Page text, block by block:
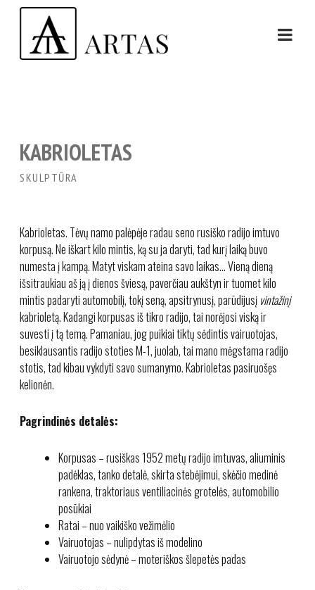
KABRIOLETAS
SKULPTŪRA
Kabrioletas. Tėvų namo palėpėje radau seno rusiško radijo imtuvo
korpusą. Ne iškart kilo mintis, ką su ja daryti, tad kurį laiką buvo
numesta į kampą. Matyt viskam ateina savo laikas… Vieną dieną
išsitraukiau aš ją į dienos šviesą, paverčiau aukštyn ir tuomet kilo
mintis padaryti automobilį, tokį seną, apsitrynusį, parūdijusį vintažinį
kabrioletą. Kadangi korpusas iš tikro radijo, tai norėjosi viską ir
suvesti į tą temą. Pamaniau, jog puikiai tiktų sėdintis vairuotojas,
besiklausantis radijo stoties M-1, juolab, tai mano mėgstama radijo
stotis, tad kibau vykdyti savo sumanymo. Kabrioletas pasiruošęs
kelionėn.
Pagrindinės detalės:
Korpusas – rusiškas 1952 metų radijo imtuvas, aliuminis
padėklas, tanko detalė, skirta stebėjimui, skėčio medinė
rankena, traktoriaus ventiliacinės grotelės, automobilio
posūkiai
Ratai – nuo vaikiško vežimėlio
Vairuotojas – nulipdytas iš modelino
Vairuotojo sėdynė – moteriškos šlepetės padas